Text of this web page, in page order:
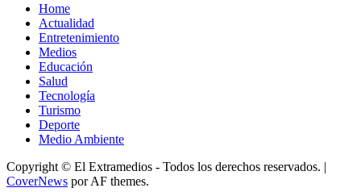
Home
Actualidad
Entretenimiento
Medios
Educación
Salud
Tecnología
Turismo
Deporte
Medio Ambiente
Copyright © El Extramedios - Todos los derechos reservados. |
CoverNews por AF themes.